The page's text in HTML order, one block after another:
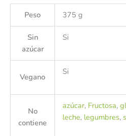
Peso 375 g
Sin
azúcar
Si
Vegano
Si
No
contiene
azúcar, Fructosa,
leche, legumbres,